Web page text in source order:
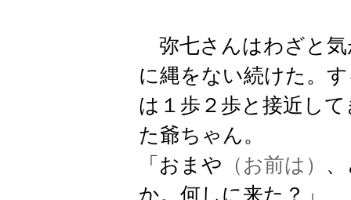
弥七さんはわざと気
に縄をない続けた。
は１歩２歩と接近し
た爺ちゃん。
「おまや （お前は）
か。何しに来た？」